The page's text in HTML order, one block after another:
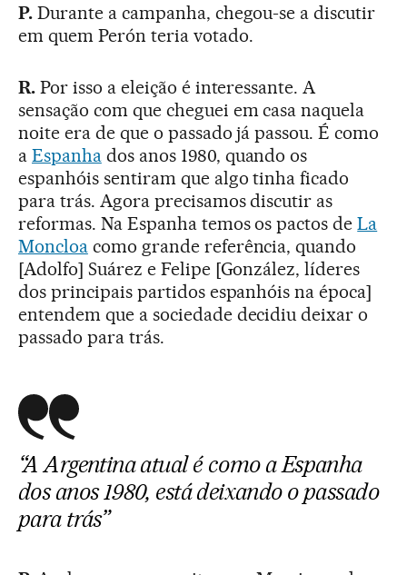
P. Durante a campanha, chegou-se a discutir
em quem Perón teria votado.
R. Por isso a eleição é interessante. A
sensação com que cheguei em casa naquela
noite era de que o passado já passou. É como
a Espanhados anos 1980, quando os
espanhóis sentiram que algo tinha ficado
para trás. Agora precisamos discutir as
reformas. Na Espanha temos os pactos deLa
Moncloacomo grande referência, quando
[Adolfo] Suárez e Felipe [González, líderes
dos principais partidos espanhóis na época]
entendem que a sociedade decidiu deixar o
passado para trás.
“A Argentina atual é como a Espanha
dos anos 1980, está deixando o passado
para trás”